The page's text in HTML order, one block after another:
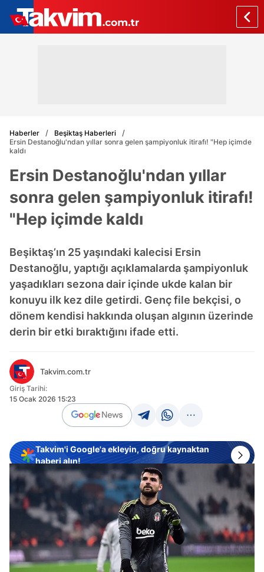
Haberler
Beşiktaş Haberleri
Ersin Destanoğlu'ndan yıllar sonra gelen şampiyonluk itirafı! "Hep içimde
kaldı
Ersin Destanoğlu'ndan yıllar
sonra gelen şampiyonluk itirafı!
"Hep içimde kaldı
Beşiktaş’ın 25 yaşındaki kalecisi Ersin
Destanoğlu, yaptığı açıklamalarda şampiyonluk
yaşadıkları sezona dair içinde ukde kalan bir
konuyu ilk kez dile getirdi. Genç file bekçisi, o
dönem kendisi hakkında oluşan algının üzerinde
derin bir etki bıraktığını ifade etti.
Takvim.com.tr
Giriş Tarihi:
15 Ocak 2026 15:23
Takvim'i Google'a ekleyin, doğru kaynaktan
haberi alın!